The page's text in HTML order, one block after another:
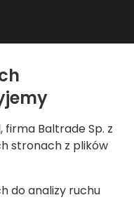
firma Baltrade Sp. z
stronach z plików
do analizy ruchu